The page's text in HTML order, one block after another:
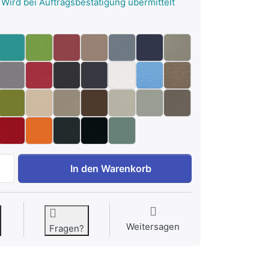
Dreiviertelrolle 60 x 15 x 12 cm zu 33,70 €, Menge 1.
In den Warenkorb
Fragen? Weitersagen